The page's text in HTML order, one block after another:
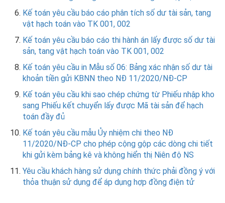
Kế toán yêu cầu báo cáo phân tích số dư tài sản, tang
vật hạch toán vào TK 001, 002
Kế toán yêu cầu báo cáo thi hành án lấy được số dư tài
sản, tang vật hạch toán vào TK 001, 002
Kế toán yêu cầu in Mẫu số 06: Bảng xác nhận số dư tài
khoản tiền gửi KBNN theo NĐ 11/2020/NĐ-CP
Kế toán yêu cầu khi sao chép chứng từ Phiếu nhập kho
sang Phiếu kết chuyển lấy được Mã tài sản để hạch
toán đầy đủ
Kế toán yêu cầu mẫu Ủy nhiệm chi theo NĐ
11/2020/NĐ-CP cho phép cộng gộp các dòng chi tiết
khi gửi kèm bảng kê và không hiển thị Niên độ NS
Yêu cầu khách hàng sử dụng chính thức phải đồng ý với
thỏa thuận sử dụng để áp dụng hợp đồng điện tử